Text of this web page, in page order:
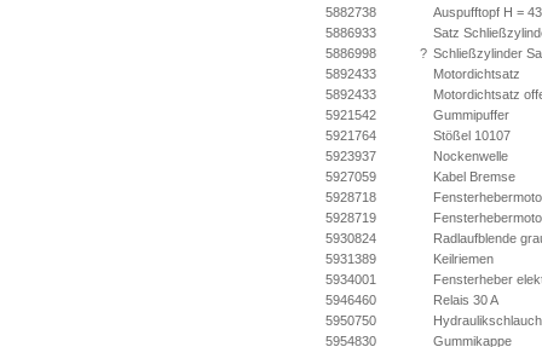
5882738
Auspufftopf H =
5886933
Satz
5886998
? Schließzylinder
5892433
Motordichtsatz
5892433
Motordichtsatz
5921542
Gummipuffer
5921764
Stößel 10107
5923937
Nockenwelle
5927059
Kabel Bremse
5928718
5928719
5930824
Radlaufblende
5931389
Keilriemen
5934001
Fensterheber
5946460
Relais 30 A
5950750
5954830
Gummikappe